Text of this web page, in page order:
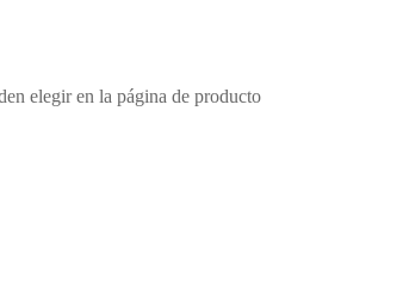
elegir en la página de producto